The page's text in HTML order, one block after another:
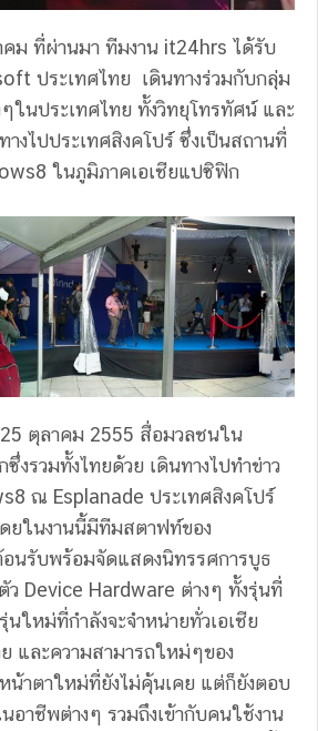
ม ที่ผ่านมา ทีมงาน it24hrs ได้รับ
ประเทศไทย เดินทางร่วมกับกลุ่ม
ในประเทศไทย ทั้งวิทยุโทรทัศน์ และ
งไปประเทศสิงคโปร์ ซึ่งเป็นสถานที่
ในภูมิภาคเอเชียแปซิฟิก
ตุลาคม 2555 สื่อมวลชนใน
งรวมทั้งไทยด้วย เดินทางไปทำข่าว
ณ Esplanade ประเทศสิงคโปร์
ยในงานนี้มีทีมสตาฟท์ของ
นรับพร้อมจัดแสดงนิทรรศการบูธ
ว Device Hardware ต่างๆ ทั้งรุ่นที่
ใหม่ที่กำลังจะจำหน่ายทั่วเอเชีย
และความสามารถใหม่ๆของ
น้าตาใหม่ที่ยังไม่คุ้นเคย แต่ก็ยังตอบ
อาชีพต่างๆ รวมถึงเข้ากับคนใช้งาน